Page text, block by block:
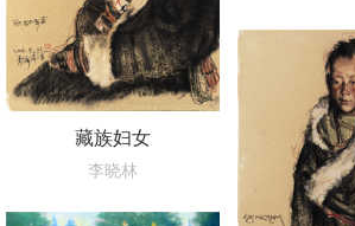
藏族妇女
李晓林